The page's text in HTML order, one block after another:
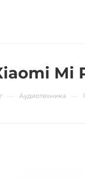
Mi
Аудиотехника